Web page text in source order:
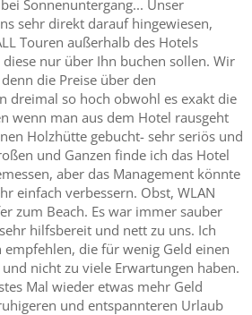
Sonnenuntergang... Unser
sehr direkt darauf hingewiesen,
Touren außerhalb des Hotels
nur über Ihn buchen sollen. Wir
die Preise über den
dreimal so hoch obwohl es exakt die
wenn man aus dem Hotel rausgeht
Holzhütte gebucht- sehr seriös und
und Ganzen finde ich das Hotel
aber das Management könnte
einfach verbessern. Obst, WLAN
zum Beach. Es war immer sauber
hilfsbereit und nett zu uns. Ich
empfehlen, die für wenig Geld einen
nicht zu viele Erwartungen haben.
Mal wieder etwas mehr Geld
und entspannteren Urlaub